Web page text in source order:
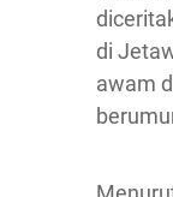
di
awam